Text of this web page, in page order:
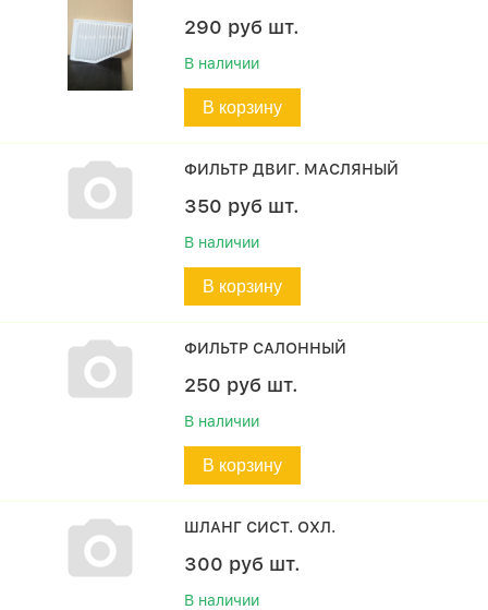
290 руб шт.
В наличии
В корзину
ФИЛЬТР ДВИГ. МАСЛЯНЫЙ
350 руб шт.
В наличии
В корзину
ФИЛЬТР САЛОННЫЙ
250 руб шт.
В наличии
В корзину
ШЛАНГ СИСТ. ОХЛ.
300 руб шт.
В наличии